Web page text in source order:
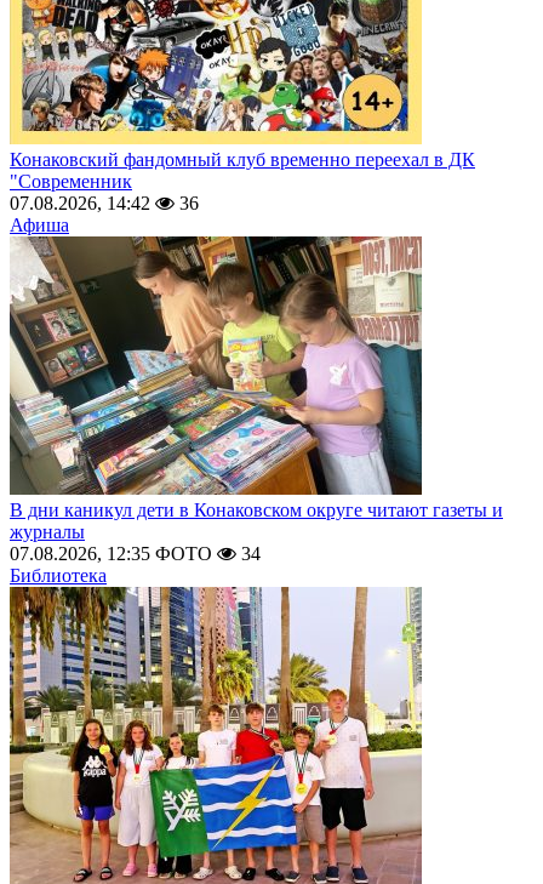
Конаковский фандомный клуб временно переехал в ДК
"Современник
07.08.2026, 14:42
36
Афиша
В дни каникул дети в Конаковском округе читают газеты и
журналы
07.08.2026, 12:35 ФОТО
34
Библиотека